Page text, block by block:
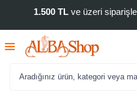
1.500 TLve üzeri